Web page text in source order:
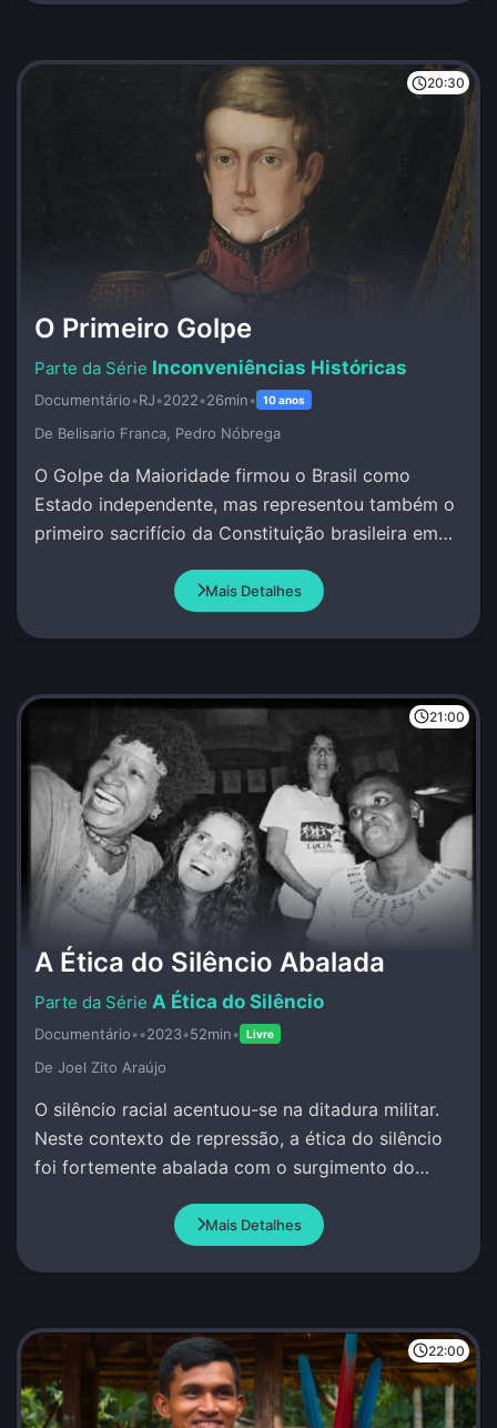
20:30
O Primeiro Golpe
Inconveniências Históricas
Documentário•RJ•2022•26min• 10 anos
De Belisario Franca, Pedro Nóbrega
O Golpe da Maioridade firmou o Brasil como
Estado independente, mas representou também o
primeiro sacrifício da Constituição brasileira em
Mais Detalhes
21:00
A Ética do Silêncio Abalada
A Ética do Silêncio
Documentário••2023•52min• Livre
De Joel Zito Araújo
O silêncio racial acentuou-se na ditadura militar.
Neste contexto de repressão, a ética do silêncio
foi fortemente abalada com o surgimento do
Mais Detalhes
22:00